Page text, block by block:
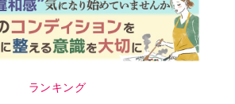
ランキング